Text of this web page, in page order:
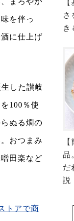
を伴っ
に仕上げ
した讃岐
100％使
ぬる燗の
おつまみ
田楽など
トアで商
さ
き
品
だ
説